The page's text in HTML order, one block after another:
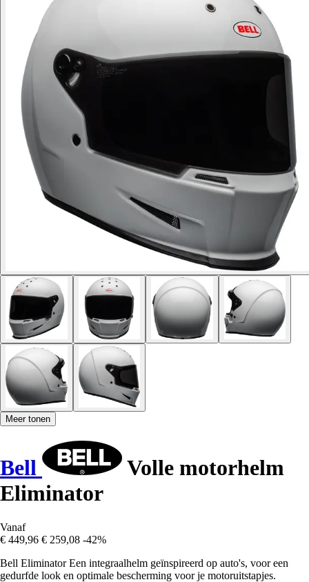
Meer tonen
Bell
Volle motorhelm
Eliminator
Vanaf
€ 449,96 € 259,08 -42%
Bell Eliminator Een integraalhelm geïnspireerd op auto's, voor een
gedurfde look en optimale bescherming voor je motoruitstapjes.